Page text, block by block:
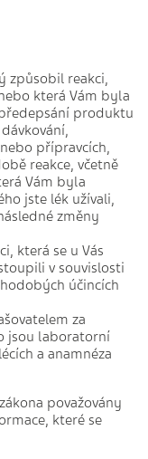
způsobil reakci,
která Vám byla
produktu
přípravcích,
reakce, včetně
Vám byla
jste lék užívali,
změny
která se u Vás
v souvislosti
účincích
za
jsou laboratorní
a anamnéza
považovány
které se